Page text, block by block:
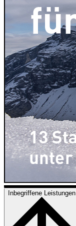
Inbegriffene Leistungen